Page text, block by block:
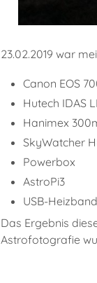
23.02.2019 war
Canon EOS
Hutech IDAS
Hanimex
SkyWatcher
Powerbox
AstroPi3
USB-Heizband
Das Ergebnis
Astrofotografie